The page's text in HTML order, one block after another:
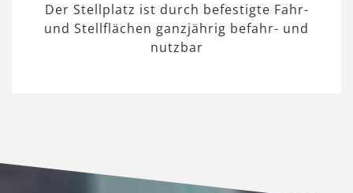
Der Stellplatz ist durch befestigte Fahr-
und Stellflächen ganzjährig befahr- und
nutzbar